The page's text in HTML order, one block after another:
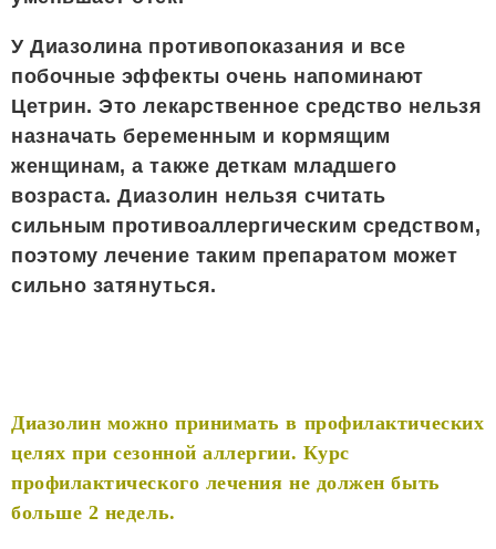
У Диазолина противопоказания и все
побочные эффекты очень напоминают
Цетрин. Это лекарственное средство нельзя
назначать беременным и кормящим
женщинам, а также деткам младшего
возраста. Диазолин нельзя считать
сильным противоаллергическим средством,
поэтому лечение таким препаратом может
сильно затянуться.
Диазолин можно принимать в профилактических
целях при сезонной аллергии. Курс
профилактического лечения не должен быть
больше 2 недель.